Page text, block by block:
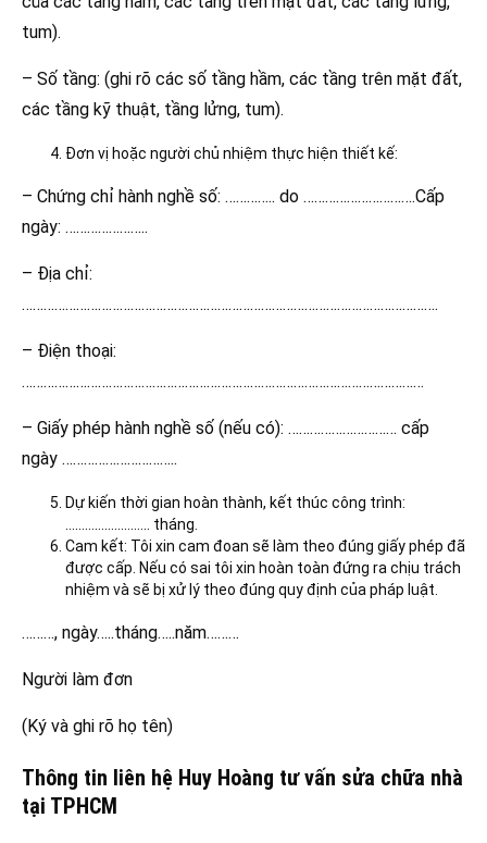
tum).
– Số tầng: (ghi rõ các số tầng hầm, các tầng trên mặt đất,
các tầng kỹ thuật, tầng lửng, tum).
Đơn vị hoặc người chủ nhiệm thực hiện thiết kế:
– Chứng chỉ hành nghề số: ………….. do ………………………….Cấp
ngày: …………………..
– Địa chỉ:
…………………………………………………………………………………………………….
– Điện thoại:
…………………………………………………………………………………………………
– Giấy phép hành nghề số (nếu có): ………………………… cấp
ngày …………………………..
Dự kiến thời gian hoàn thành, kết thúc công trình:
…………………….. tháng.
Cam kết: Tôi xin cam đoan sẽ làm theo đúng giấy phép đã
được cấp. Nếu có sai tôi xin hoàn toàn đứng ra chịu trách
nhiệm và sẽ bị xử lý theo đúng quy định của pháp luật.
………, ngày…..tháng…..năm………
Người làm đơn
(Ký và ghi rõ họ tên)
Thông tin liên hệ Huy Hoàng tư vấn sửa chữa nhà
tại TPHCM